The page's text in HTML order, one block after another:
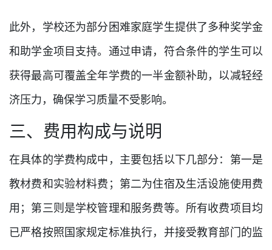
此外，学校还为部分困难家庭学生提供了多种奖学金
和助学金项目支持。通过申请，符合条件的学生可以
获得最高可覆盖全年学费的一半金额补助，以减轻经
济压力，确保学习质量不受影响。
三、费用构成与说明
在具体的学费构成中，主要包括以下几部分：第一是
教材费和实验材料费；第二为住宿及生活设施使用费
用；第三则是学校管理和服务费等。所有收费项目均
已严格按照国家规定标准执行，并接受教育部门的监